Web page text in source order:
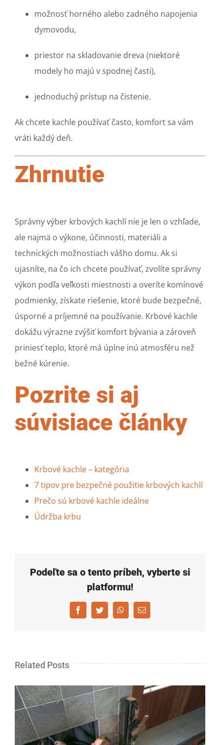
možnosť horného alebo zadného napojenia
dymovodu,
priestor na skladovanie dreva (niektoré
modely ho majú v spodnej časti),
jednoduchý prístup na čistenie.
Ak chcete kachle používať často, komfort sa vám
vráti každý deň.
Zhrnutie
Správny výber krbových kachlí nie je len o vzhľade,
ale najmä o výkone, účinnosti, materiáli a
technických možnostiach vášho domu. Ak si
ujasníte, na čo ich chcete používať, zvolíte správny
výkon podľa veľkosti miestnosti a overíte komínové
podmienky, získate riešenie, ktoré bude bezpečné,
úsporné a príjemné na používanie. Krbové kachle
dokážu výrazne zvýšiť komfort bývania a zároveň
priniesť teplo, ktoré má úplne inú atmosféru než
bežné kúrenie.
Pozrite si aj
súvisiace články
Krbové kachle – kategória
7 tipov pre bezpečné použitie krbových kachlí
Prečo sú krbové kachle ideálne
Údržba krbu
Podeľte sa o tento príbeh, vyberte si
platformu!
FacebookTwitterWhatsApp
Email
Related Posts